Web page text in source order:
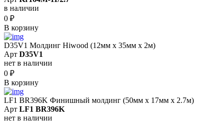
в наличии
0 ₽
В корзину
D35V1 Молдинг Hiwood (12мм х 35мм х 2м)
Арт D35V1
нет в наличии
0 ₽
В корзину
LF1 BR396K Финишный молдинг (50мм х 17мм х 2.7м)
Арт LF1 BR396K
нет в наличии